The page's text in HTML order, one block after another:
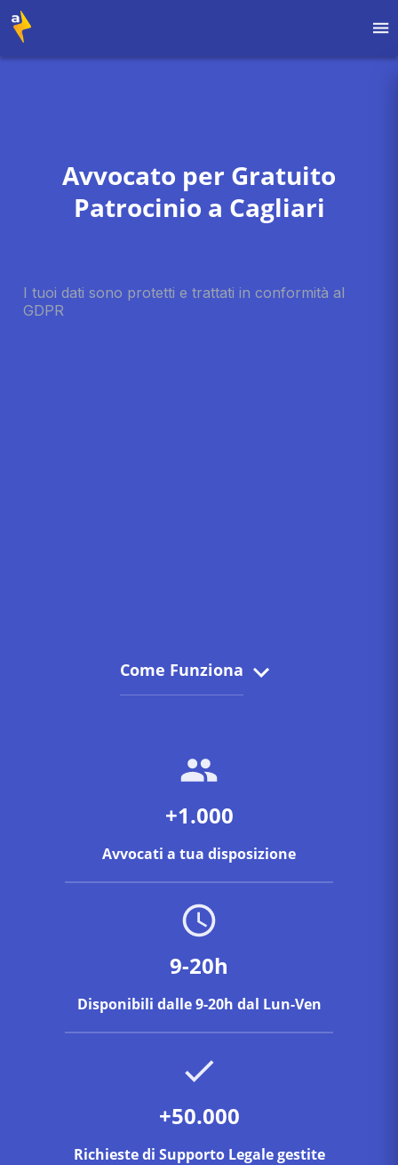
Avvocato per Gratuito
Patrocinio a Cagliari
Come Funziona
+1.000
Avvocati a tua disposizione
9-20h
Disponibili dalle 9-20h dal Lun-Ven
+50.000
Richieste di Supporto Legale gestite